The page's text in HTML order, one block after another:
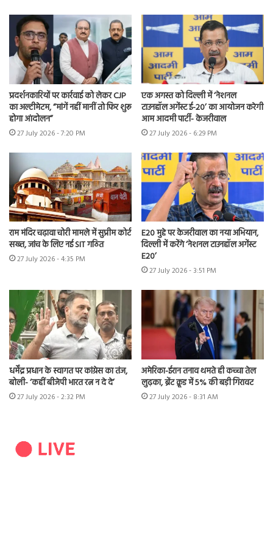
प्रदर्शनकारियों पर कार्रवाई को लेकर CJP
का अल्टीमेटम, “मांगें नहीं मानीं तो फिर शुरू
होगा आंदोलन”
27 July 2026 - 7:20 PM
एक अगस्त को दिल्ली में ‘नेशनल
टाउनहॉल अगेंस्ट ई-20’ का आयोजन करेगी
आम आदमी पार्टी- केजरीवाल
27 July 2026 - 6:29 PM
राम मंदिर चढ़ावा चोरी मामले में सुप्रीम कोर्ट
सख्त, जांच के लिए नई SIT गठित
27 July 2026 - 4:35 PM
E20 मुद्दे पर केजरीवाल का नया अभियान,
दिल्ली में करेंगे ‘नेशनल टाउनहॉल अगेंस्ट
E20’
27 July 2026 - 3:51 PM
धर्मेंद्र प्रधान के स्वागत पर कांग्रेस का तंज,
बोली- ‘कहीं बीजेपी भारत रत्न न दे दे’
27 July 2026 - 2:32 PM
अमेरिका-ईरान तनाव थमते ही कच्चा तेल
लुढ़का, ब्रेंट क्रूड में 5% की बड़ी गिरावट
27 July 2026 - 8:31 AM